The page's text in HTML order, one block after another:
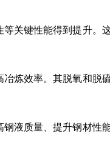
关键性能得到提升。
炼效率。其脱氧和脱
液质量、提升钢材性